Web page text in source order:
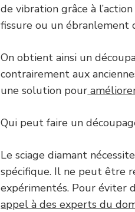
de vibration grâce à
fissure ou un
On obtient ainsi un
contrairement aux
une solution pour
Qui peut faire un
Le sciage diamant
spécifique. Il ne peut être
expérimentés. Pour éviter
appel à des experts du